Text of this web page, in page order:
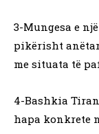
3-Mungesa e
pikërisht
me situata të
4-Bashkia
hapa konkrete